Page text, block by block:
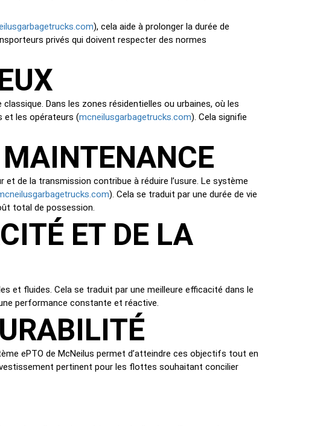
), cela aide à prolonger la durée de
privés qui doivent respecter des normes
Dans les zones résidentielles ou urbaines, où les
et les opérateurs (mcneilusgarbagetrucks.com). Cela signifie
de la transmission contribue à réduire l’usure. Le système
). Cela se traduit par une durée de vie
total de possession.
ET DE LA
et fluides. Cela se traduit par une meilleure efficacité dans le
performance constante et réactive.
ePTO de McNeilus permet d’atteindre ces objectifs tout en
pertinent pour les flottes souhaitant concilier